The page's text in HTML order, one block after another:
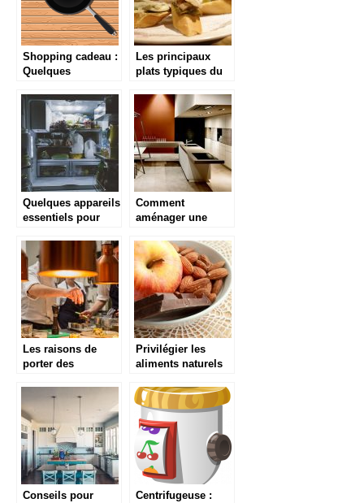
Shopping cadeau :
Quelques
cuisine à offrir
Les principaux
plats typiques du
Quelques appareils
essentiels pour
d’un restaurant
Comment
aménager une
dans le salon ?
Les raisons de
porter des
cuisine
appropriées
Privilégier les
aliments naturels
habituelles
Conseils pour
Centrifugeuse :